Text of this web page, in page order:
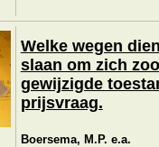
Welke wegen
slaan om zich
gewijzigde
prijsvraag.
Boersema, M.P. e.a.